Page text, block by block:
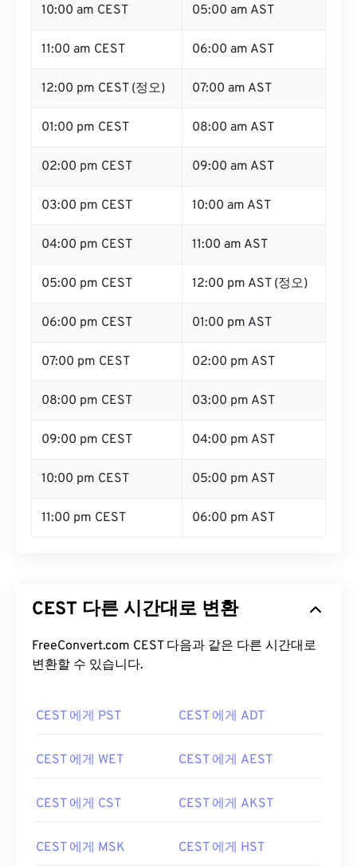
10:00 am CEST 05:00 am AST
11:00 am CEST 06:00 am AST
12:00 pm CEST (정오) 07:00 am AST
01:00 pm CEST 08:00 am AST
02:00 pm CEST 09:00 am AST
03:00 pm CEST 10:00 am AST
04:00 pm CEST 11:00 am AST
05:00 pm CEST 12:00 pm AST (정오)
06:00 pm CEST 01:00 pm AST
07:00 pm CEST 02:00 pm AST
08:00 pm CEST 03:00 pm AST
09:00 pm CEST 04:00 pm AST
10:00 pm CEST 05:00 pm AST
11:00 pm CEST 06:00 pm AST
CEST 다른 시간대로 변환
FreeConvert.com CEST 다음과 같은 다른 시간대로
변환할 수 있습니다.
CEST 에게 PST CEST 에게 ADT
CEST 에게 WET CEST 에게 AEST
CEST 에게 CST CEST 에게 AKST
CEST 에게 MSK CEST 에게 HST